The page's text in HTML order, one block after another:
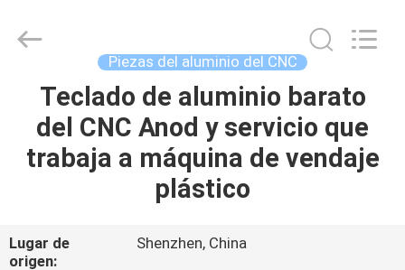
CASA.
SOBRE
Tuofa
Technology
Piezas del aluminio del CNC
Teclado de aluminio barato
del CNC Anod y servicio que
trabaja a máquina de vendaje
plástico
Lugar de
origen:
Shenzhen, China